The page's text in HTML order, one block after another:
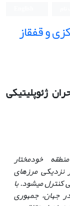
و قفقاز
ژئوپلیتیکی
خودمختار
نزدیکی مرزهای
کنترل می‏شود. با
جهان، جمهوری